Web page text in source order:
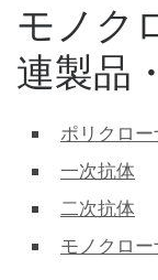
モノク
連製品
ポリクロ
一次抗体
二次抗体
モノクロ